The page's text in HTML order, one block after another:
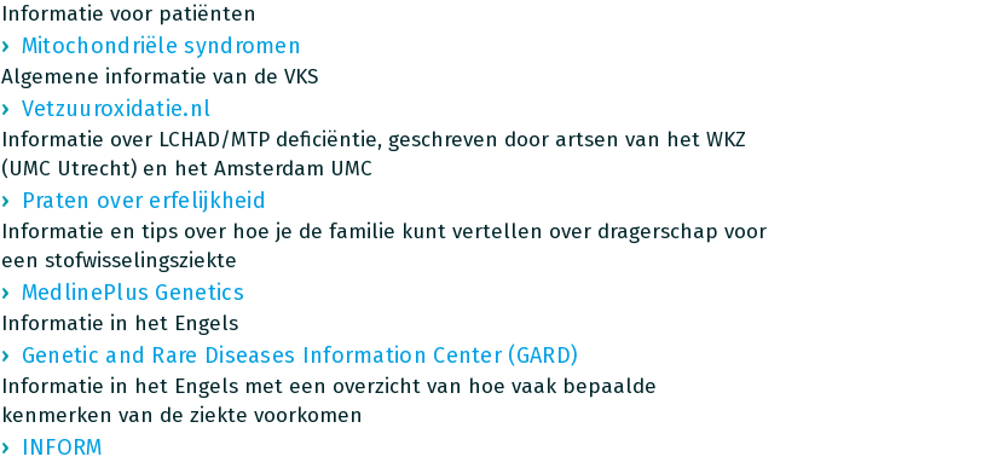
Informatie voor patiënten
Mitochondriële syndromen
Algemene informatie van de VKS
Vetzuuroxidatie.nl
Informatie over LCHAD/MTP deficiëntie, geschreven door artsen van het WKZ
(UMC Utrecht) en het Amsterdam UMC
Praten over erfelijkheid
Informatie en tips over hoe je de familie kunt vertellen over dragerschap voor
een stofwisselingsziekte
MedlinePlus Genetics
Informatie in het Engels
Genetic and Rare Diseases Information Center (GARD)
Informatie in het Engels met een overzicht van hoe vaak bepaalde
kenmerken van de ziekte voorkomen
INFORM